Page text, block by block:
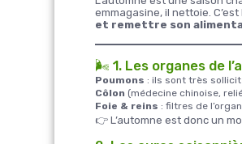
emmagasine, il nettoie. C’est
et remettre son
🌬️ 1. Les organes de
Poumons : ils sont très
Côlon (médecine chinoise,
Foie & reins : filtres de
👉 L’automne est donc un